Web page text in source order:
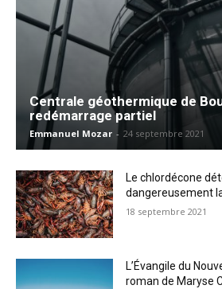
Centrale géothermique de
redémarrage partiel
Emmanuel Mozar - 24 septembre 2021
Le chlordécone
dangereusement
18 septembre 2021
L’Évangile du
roman de Maryse